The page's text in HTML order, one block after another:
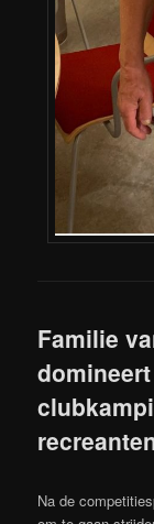
Familie
domineert
Na de